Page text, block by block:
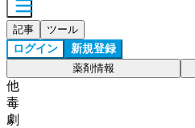
記事 ツール
ログイン 新規登録
薬剤情報
他
毒
劇